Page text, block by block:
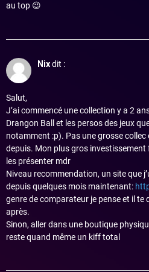
au top 😉
Nixdit :
Salut,
J’ai commencé une collection y a 2
Drangon Ball et les persos des jeux
notamment :p). Pas une grosse
depuis. Mon plus gros
les présenter mdr
Niveau recommendation, un site que
depuis quelques mois maintenant:
genre de comparateur je pense et il te
après.
Sinon, aller dans une boutique
reste quand même un kiff total